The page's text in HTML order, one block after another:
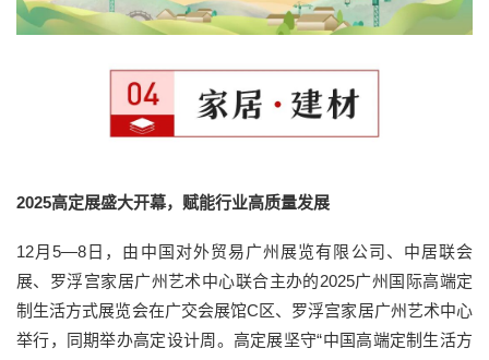
2025高定展盛大开幕，赋能行业高质量发展
12月5—8日，由中国对外贸易广州展览有限公司、中居联会
展、罗浮宫家居广州艺术中心联合主办的2025广州国际高端定
制生活方式展览会在广交会展馆C区、罗浮宫家居广州艺术中心
举行，同期举办高定设计周。高定展坚守“中国高端定制生活方